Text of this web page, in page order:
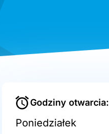
Godziny otwarcia:
Poniedziałek